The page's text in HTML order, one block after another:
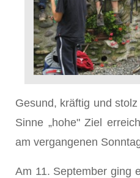
Gesund, kräftig und
Sinne „hohe" Ziel
am vergangenen
Am 11. September ging